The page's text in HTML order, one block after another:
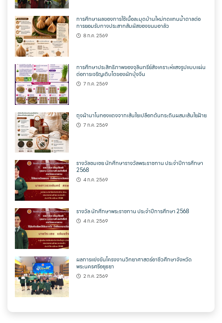
การศึกษาผลของการใช้เนื้อละมุดบ้านใหม่ทดแทนน้ำตาลต่อ
การยอมรับทางประสาทสัมผัสของขนมอาลัว
8 ก.ค. 2569
การศึกษาประสิทธิภาพของจุลินทรีย์สังเคราะห์แสงรูปแบบแผ่น
ต่อการเจริญเติบโตของผักบุ้งจีน
7 ก.ค. 2569
ถุงผ้านาโนทองแดงจากเส้นใยเปลือกต้นกระถินผสมเส้นใยฝ้าย
7 ก.ค. 2569
รางวัลชมเชย นักศึกษารางวัลพระราชทาน ประจำปีการศึกษา
2568
4 ก.ค. 2569
รางวัล นักศึกษาพระราชทาน ประจำปีการศึกษา 2568
4 ก.ค. 2569
ผลการแข่งขันโครงงานวิทยาศาสตร์อาชีวศึกษาจังหวัด
พระนครศรีอยุธยา
2 ก.ค. 2569